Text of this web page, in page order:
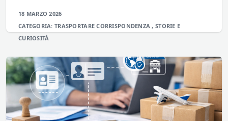
18 MARZO 2026
CATEGORIA:TRASPORTARECORRISPONDENZA,STORIE E
CURIOSITÀ